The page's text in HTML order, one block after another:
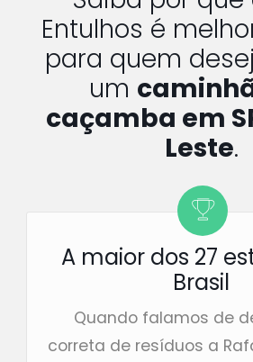
Entulhos é
para quem
um
caçamba em
Leste.
A maior dos 27
Brasil
Quando falamos de
correta de resíduos a